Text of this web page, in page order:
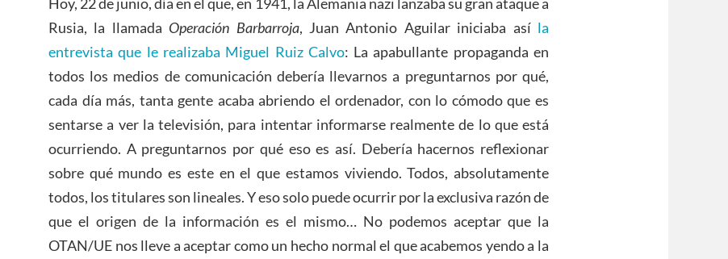
Rusia, la llamada Operación Barbarroja, Juan Antonio Aguilar iniciaba así la
entrevista que le realizaba Miguel Ruiz Calvo: La apabullante propaganda en
todos los medios de comunicación debería llevarnos a preguntarnos por qué,
cada día más, tanta gente acaba abriendo el ordenador, con lo cómodo que es
sentarse a ver la televisión, para intentar informarse realmente de lo que está
ocurriendo. A preguntarnos por qué eso es así. Debería hacernos reflexionar
sobre qué mundo es este en el que estamos viviendo. Todos, absolutamente
todos, los titulares son lineales. Y eso solo puede ocurrir por la exclusiva razón de
que el origen de la información es el mismo… No podemos aceptar que la
OTAN/UE nos lleve a aceptar como un hecho normal el que acabemos yendo a la